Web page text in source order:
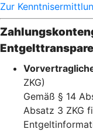
Zur
ZKG)
Gemäß § 14
Absatz 3 ZKG